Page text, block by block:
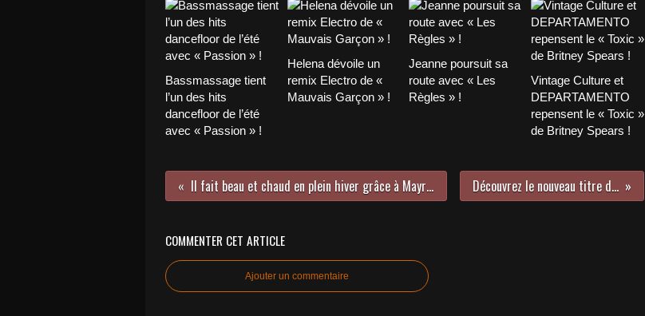
Bassmassage tient
l’un des hits
dancefloor de l’été
avec « Passion » !
Helena dévoile un
remix Electro de «
Mauvais Garçon » !
Jeanne poursuit sa
route avec « Les
Règles » !
Vintage Culture et
DEPARTAMENTO
repensent le « Toxic »
de Britney Spears !
Il fait beau et chaud en plein hiver grâce à Mayra Andrade ! Découvrez le nouveau titre de Lude !
COMMENTER CET ARTICLE
Ajouter un commentaire